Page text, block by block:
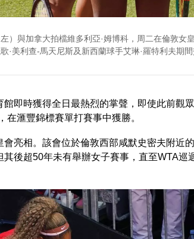
）與加拿大拍檔維多利亞·姆博科，周二在倫敦女
·美利查-馬天尼斯及新西蘭球手艾琳·羅特利夫期
館即時獲得全日最熱烈的掌聲，即使此前觀
在滙豐錦標賽單打賽事中獲勝。
會亮相。該會位於倫敦西部咸默史密夫附近
其後超50年未有舉辦女子賽事，直至WTA巡